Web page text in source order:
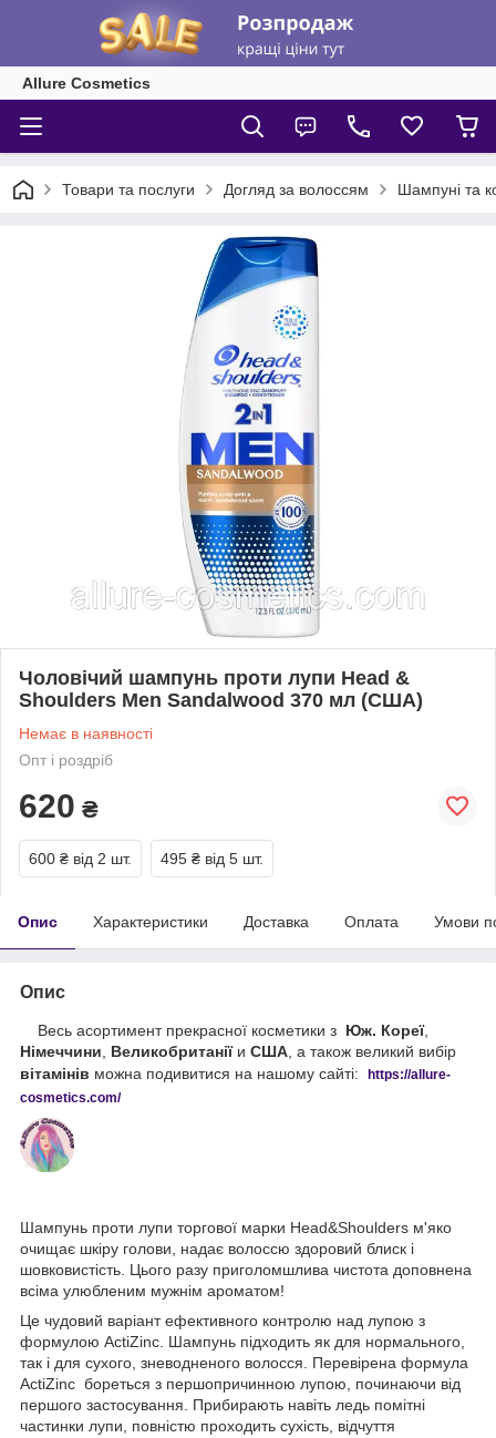
Allure Cosmetics
Товари та послуги Догляд за волоссям Шампуні та
Чоловічий шампунь проти лупи Head &
Shoulders Men Sandalwood 370 мл (США)
Немає в наявності
Опт і роздріб
620 ₴
600 ₴ від 2 шт. 495 ₴ від 5 шт.
Опис Характеристики Доставка Оплата Умови
Опис
Весь асортимент прекрасної косметики з Юж. Кореї,
Німеччини
Великобританіїи США , а також великий вибір
вітамінів можна подивитися на нашому сайті: https://allure-
cosmetics.com/
Шампунь проти лупи торгової марки Head&Shoulders м'яко
очищає шкіру голови, надає волоссю здоровий блиск і
шовковистість. Цього разу приголомшлива чистота доповнена
всіма улюбленим мужнім ароматом!
Це чудовий варіант ефективного контролю над лупою з
формулою ActiZinc. Шампунь підходить як для нормального,
так і для сухого, зневодненого волосся. Перевірена формула
ActiZinc бореться з першопричинною лупою, починаючи від
першого застосування. Прибирають навіть ледь помітні
частинки лупи, повністю проходить сухість, відчуття